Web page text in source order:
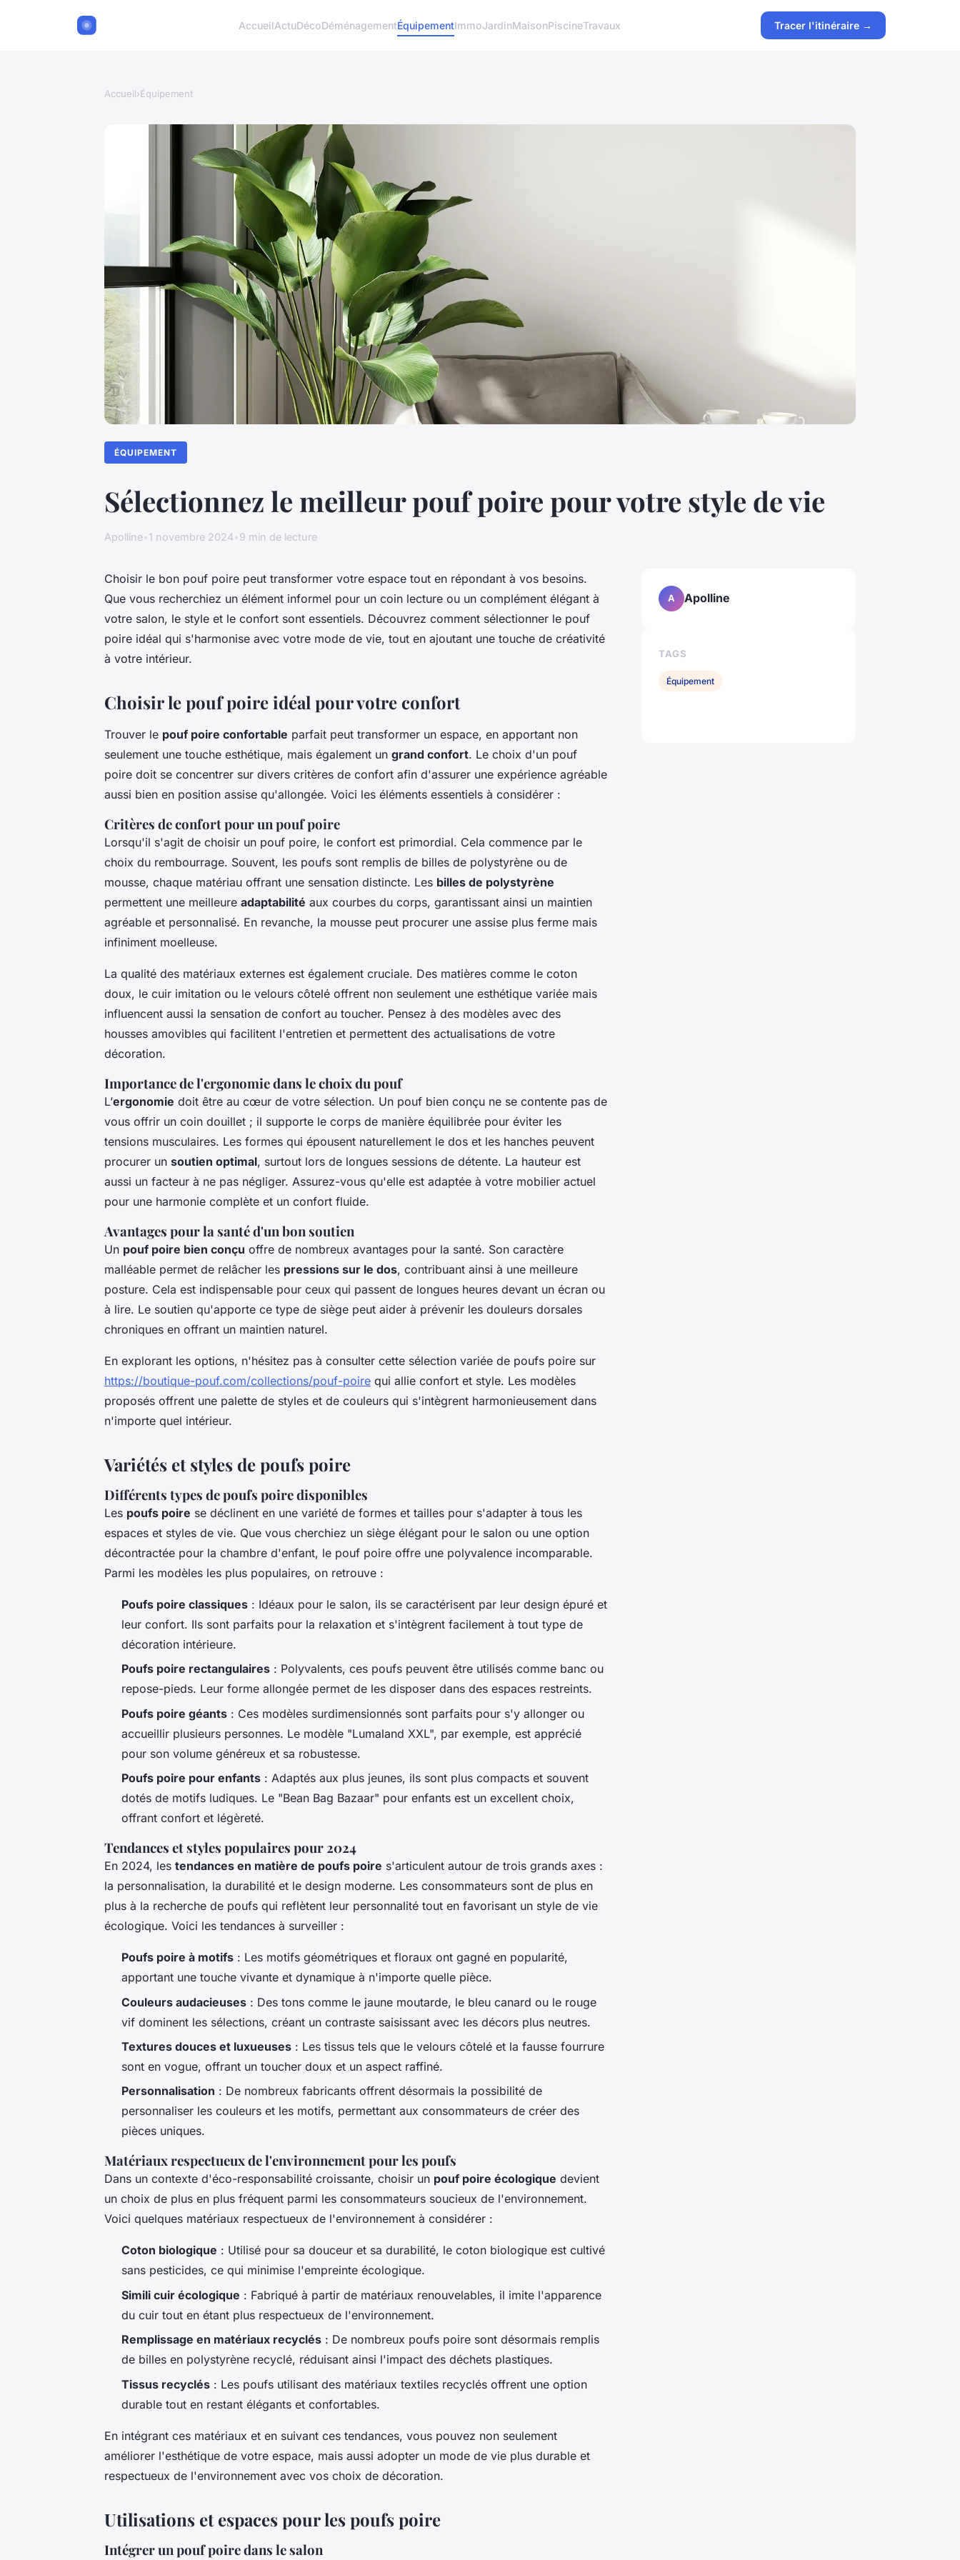
AccueilActuDécoDéménagementÉquipementImmoJardinMaisonPiscineTravaux Tracer l'itinéraire →
Accueil›Équipement
ÉQUIPEMENT
Sélectionnez le meilleur pouf poire pour votre style de vie
Apolline•1 novembre 2024•9 min de lecture
Choisir le bon pouf poire peut transformer votre espace tout en répondant à vos besoins.
Que vous recherchiez un élément informel pour un coin lecture ou un complément élégant à
votre salon, le style et le confort sont essentiels. Découvrez comment sélectionner le pouf
poire idéal qui s'harmonise avec votre mode de vie, tout en ajoutant une touche de créativité
à votre intérieur.
Choisir le pouf poire idéal pour votre confort
Trouver le pouf poire confortable parfait peut transformer un espace, en apportant non
seulement une touche esthétique, mais également un grand confort. Le choix d'un pouf
poire doit se concentrer sur divers critères de confort afin d'assurer une expérience agréable
aussi bien en position assise qu'allongée. Voici les éléments essentiels à considérer :
Critères de confort pour un pouf poire
Lorsqu'il s'agit de choisir un pouf poire, le confort est primordial. Cela commence par le
choix du rembourrage. Souvent, les poufs sont remplis de billes de polystyrène ou de
mousse, chaque matériau offrant une sensation distincte. Les billes de polystyrène
permettent une meilleure adaptabilité aux courbes du corps, garantissant ainsi un maintien
agréable et personnalisé. En revanche, la mousse peut procurer une assise plus ferme mais
infiniment moelleuse.
La qualité des matériaux externes est également cruciale. Des matières comme le coton
doux, le cuir imitation ou le velours côtelé offrent non seulement une esthétique variée mais
influencent aussi la sensation de confort au toucher. Pensez à des modèles avec des
housses amovibles qui facilitent l'entretien et permettent des actualisations de votre
décoration.
Importance de l'ergonomie dans le choix du pouf
L’ergonomie doit être au cœur de votre sélection. Un pouf bien conçu ne se contente pas de
vous offrir un coin douillet ; il supporte le corps de manière équilibrée pour éviter les
tensions musculaires. Les formes qui épousent naturellement le dos et les hanches peuvent
procurer un soutien optimal, surtout lors de longues sessions de détente. La hauteur est
aussi un facteur à ne pas négliger. Assurez-vous qu'elle est adaptée à votre mobilier actuel
pour une harmonie complète et un confort fluide.
Avantages pour la santé d'un bon soutien
Un pouf poire bien conçu offre de nombreux avantages pour la santé. Son caractère
malléable permet de relâcher les pressions sur le dos, contribuant ainsi à une meilleure
posture. Cela est indispensable pour ceux qui passent de longues heures devant un écran ou
à lire. Le soutien qu'apporte ce type de siège peut aider à prévenir les douleurs dorsales
chroniques en offrant un maintien naturel.
En explorant les options, n'hésitez pas à consulter cette sélection variée de poufs poire sur
https://boutique-pouf.com/collections/pouf-poire qui allie confort et style. Les modèles
proposés offrent une palette de styles et de couleurs qui s'intègrent harmonieusement dans
n'importe quel intérieur.
Variétés et styles de poufs poire
Différents types de poufs poire disponibles
Les poufs poire se déclinent en une variété de formes et tailles pour s'adapter à tous les
espaces et styles de vie. Que vous cherchiez un siège élégant pour le salon ou une option
décontractée pour la chambre d'enfant, le pouf poire offre une polyvalence incomparable.
Parmi les modèles les plus populaires, on retrouve :
Poufs poire classiques : Idéaux pour le salon, ils se caractérisent par leur design épuré et
leur confort. Ils sont parfaits pour la relaxation et s'intègrent facilement à tout type de
décoration intérieure.
Poufs poire rectangulaires : Polyvalents, ces poufs peuvent être utilisés comme banc ou
repose-pieds. Leur forme allongée permet de les disposer dans des espaces restreints.
Poufs poire géants : Ces modèles surdimensionnés sont parfaits pour s'y allonger ou
accueillir plusieurs personnes. Le modèle "Lumaland XXL", par exemple, est apprécié
pour son volume généreux et sa robustesse.
Poufs poire pour enfants : Adaptés aux plus jeunes, ils sont plus compacts et souvent
dotés de motifs ludiques. Le "Bean Bag Bazaar" pour enfants est un excellent choix,
offrant confort et légèreté.
Tendances et styles populaires pour 2024
En 2024, les tendances en matière de poufs poire s'articulent autour de trois grands axes :
la personnalisation, la durabilité et le design moderne. Les consommateurs sont de plus en
plus à la recherche de poufs qui reflètent leur personnalité tout en favorisant un style de vie
écologique. Voici les tendances à surveiller :
Poufs poire à motifs : Les motifs géométriques et floraux ont gagné en popularité,
apportant une touche vivante et dynamique à n'importe quelle pièce.
Couleurs audacieuses : Des tons comme le jaune moutarde, le bleu canard ou le rouge
vif dominent les sélections, créant un contraste saisissant avec les décors plus neutres.
Textures douces et luxueuses : Les tissus tels que le velours côtelé et la fausse fourrure
sont en vogue, offrant un toucher doux et un aspect raffiné.
Personnalisation : De nombreux fabricants offrent désormais la possibilité de
personnaliser les couleurs et les motifs, permettant aux consommateurs de créer des
pièces uniques.
Matériaux respectueux de l'environnement pour les poufs
Dans un contexte d'éco-responsabilité croissante, choisir un pouf poire écologique devient
un choix de plus en plus fréquent parmi les consommateurs soucieux de l'environnement.
Voici quelques matériaux respectueux de l'environnement à considérer :
Coton biologique : Utilisé pour sa douceur et sa durabilité, le coton biologique est cultivé
sans pesticides, ce qui minimise l'empreinte écologique.
Simili cuir écologique : Fabriqué à partir de matériaux renouvelables, il imite l'apparence
du cuir tout en étant plus respectueux de l'environnement.
Remplissage en matériaux recyclés : De nombreux poufs poire sont désormais remplis
de billes en polystyrène recyclé, réduisant ainsi l'impact des déchets plastiques.
Tissus recyclés : Les poufs utilisant des matériaux textiles recyclés offrent une option
durable tout en restant élégants et confortables.
En intégrant ces matériaux et en suivant ces tendances, vous pouvez non seulement
améliorer l'esthétique de votre espace, mais aussi adopter un mode de vie plus durable et
respectueux de l'environnement avec vos choix de décoration.
Utilisations et espaces pour les poufs poire
Intégrer un pouf poire dans le salon
A Apolline
TAGS
Équipement